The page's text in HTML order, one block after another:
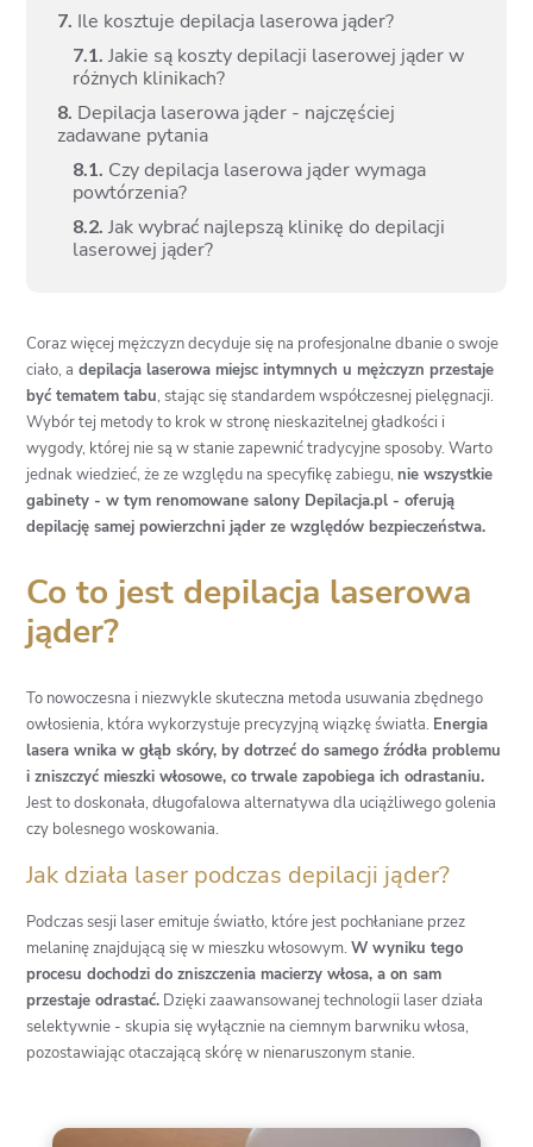
7. Ile kosztuje depilacja laserowa jąder?
7. 1.
Jakie są koszty depilacji laserowej jąder w
różnych klinikach?
8. Depilacja laserowa jąder - najczęściej
zadawane pytania
8. 1.
Czy depilacja laserowa jąder wymaga
powtórzenia?
8. 2. Jak wybrać najlepszą klinikę do depilacji
laserowej jąder?
Coraz więcej mężczyzn decyduje się na profesjonalne dbanie o swoje
ciało, a depilacja laserowa miejsc intymnych u mężczyzn przestaje
być tematem tabu, stając się standardem współczesnej pielęgnacji.
Wybór tej metody to krok w stronę nieskazitelnej gładkości i
wygody, której nie są w stanie zapewnić tradycyjne sposoby. Warto
jednak wiedzieć, że ze względu na specyfikę zabiegu,nie wszystkie
gabinety - w tym renomowane salony Depilacja.pl - oferują
depilację samej powierzchni jąder ze względów bezpieczeństwa.
Co to jest depilacja laserowa
jąder?
To nowoczesna i niezwykle skuteczna metoda usuwania zbędnego
owłosienia, która wykorzystuje precyzyjną wiązkę światła. Energia
lasera wnika w głąb skóry, by dotrzeć do samego źródła problemu
i zniszczyć mieszki włosowe, co trwale zapobiega ich odrastaniu.
Jest to doskonała, długofalowa alternatywa dla uciążliwego golenia
czy bolesnego woskowania.
Jak działa laser podczas depilacji jąder?
Podczas sesji laser emituje światło, które jest pochłaniane przez
melaninę znajdującą się w mieszku włosowym.W wyniku tego
procesu dochodzi do zniszczenia macierzy włosa, a on sam
przestaje odrastać. Dzięki zaawansowanej technologii laser działa
selektywnie - skupia się wyłącznie na ciemnym barwniku włosa,
pozostawiając otaczającą skórę w nienaruszonym stanie.